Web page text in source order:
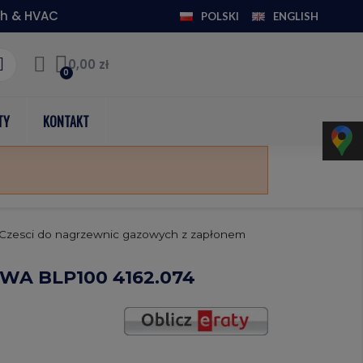
& HVAC POLSKI ENGLISH
0,00 zł
KONTAKT
Czesci do nagrzewnic gazowych z zapłonem
BLP100 4162.074